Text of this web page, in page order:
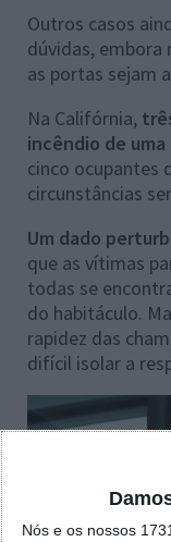
Nós e os nossos 1731
Outros casos
dúvidas, embora
as portas sejam
Na Califórnia,
incêndio de
cinco ocupantes
circunstâncias
Um dado
que as vítimas
todas se
do habitáculo.
rapidez das
difícil isolar a